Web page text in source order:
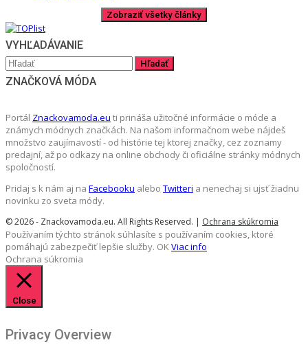
VYHĽADÁVANIE
ZNAČKOVÁ MÓDA
Portál Znackovamoda.eu ti prináša užitočné informácie o móde a
známych módnych značkách. Na našom informačnom webe nájdeš
množstvo zaujímavostí - od histórie tej ktorej značky, cez zoznamy
predajní, až po odkazy na online obchody či oficiálne stránky módnych
spoločností.
Pridaj s k nám aj na Facebooku alebo Twitteri a nenechaj si ujsť žiadnu
novinku zo sveta módy.
© 2026 - Znackovamoda.eu. All Rights Reserved. | Ochrana skúkromia
Používaním týchto stránok súhlasíte s používaním cookies, ktoré
pomáhajú zabezpečiť lepšie služby. OKViac info
Ochrana súkromia
Close
Privacy Overview